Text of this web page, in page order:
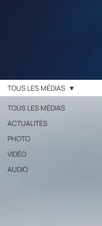
TOUS LES MÉDIAS
ACTUALITÉS
PHOTO
VIDÉO
AUDIO
TOUS LES MÉDIAS